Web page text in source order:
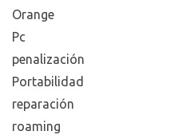
Orange
Pc
penalización
Portabilidad
reparación
roaming